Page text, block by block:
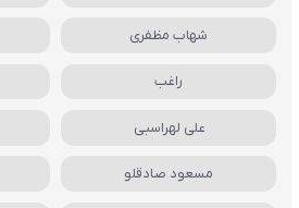
شهاب مظفری
راغب
علی لهراسبی
مسعود صادقلو